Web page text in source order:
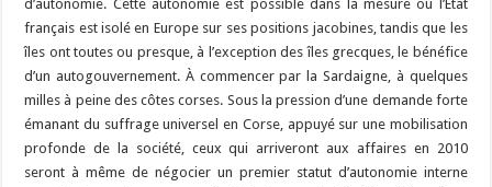
d’autonomie. Cette autonomie est possible dans la mesure où l’État
français est isolé en Europe sur ses positions jacobines, tandis que les
îles ont toutes ou presque, à l’exception des îles grecques, le bénéfice
d’un autogouvernement. À commencer par la Sardaigne, à quelques
milles à peine des côtes corses. Sous la pression d’une demande forte
émanant du suffrage universel en Corse, appuyé sur une mobilisation
profonde de la société, ceux qui arriveront aux affaires en 2010
seront à même de négocier un premier statut d’autonomie interne